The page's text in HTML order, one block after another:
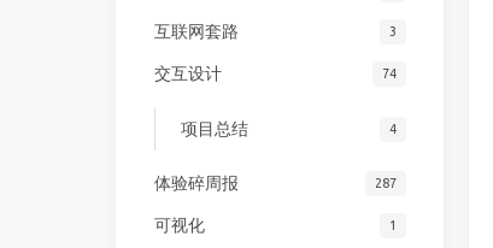
互联网套路 3
交互设计 74
项目总结 4
体验碎周报 287
可视化 1